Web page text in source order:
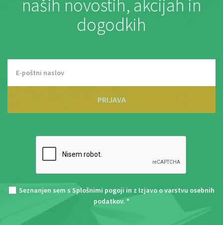
naših novostih, akcijah in
dogodkih
PRIJAVA
Seznanjen sem s Splošnimi pogoji in z Izjavo o varstvu osebnih
podatkov. *